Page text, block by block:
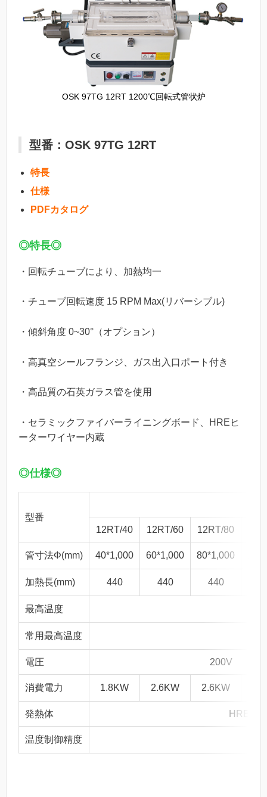
OSK 97TG 12RT 1200℃回転式管状炉
型番：OSK 97TG 12RT
特長
仕様
PDFカタログ
◎特長◎
・回転チューブにより、加熱均一
・チューブ回転速度 15 RPM Max(リバーシブル)
・傾斜角度 0~30°（オプション）
・高真空シールフランジ、ガス出入口ポート付き
・高品質の石英ガラス管を使用
・セラミックファイバーライニングボード、HREヒ
ーターワイヤー内蔵
◎仕様◎
型番
12RT/40 12RT/60 12RT/80
管寸法Φ(mm) 40*1,000 60*1,000 80*1,000
加熱長(mm) 440 440 440
最高温度
常用最高温度
電圧 200V
消費電力 1.8KW 2.6KW 2.6KW
発熱体 HRE合
温度制御精度